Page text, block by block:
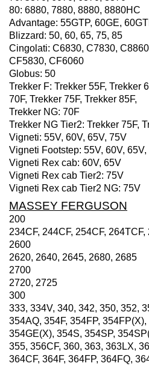
80: 6880, 7880, 8880, 8880HC
Advantage: 55GTP, 60GE,
Blizzard: 50, 60, 65, 75, 85
Cingolati: C6830, C7830,
CF5830, CF6060
Globus: 50
Trekker F: Trekker 55F, Trekker
70F, Trekker 75F, Trekker 85F,
Trekker NG: 70F
Trekker NG Tier2: Trekker 75F,
Vigneti: 55V, 60V, 65V, 75V
Vigneti Footstep: 55V, 60V, 65V,
Vigneti Rex cab: 60V, 65V
Vigneti Rex cab Tier2: 75V
Vigneti Rex cab Tier2 NG: 75V
MASSEY FERGUSON
200
234CF, 244CF, 254CF,
2600
2620, 2640, 2645, 2680, 2685
2700
2720, 2725
300
333, 334V, 340, 342, 350, 352,
354AQ, 354F, 354FP,
354GE(X), 354S, 354SP,
355, 356CF, 360, 363, 363LX,
364CF, 364F, 364FP, 364FQ,